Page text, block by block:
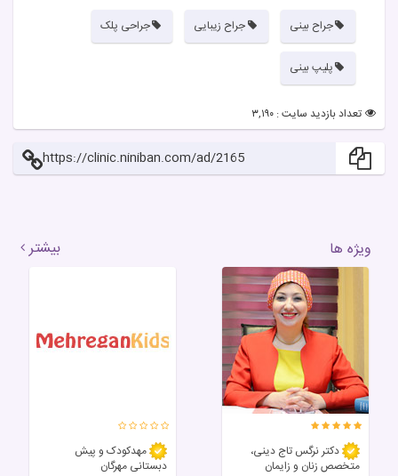
جراح بینی جراح زیبایی جراحی پلک
پلیپ بینی
تعداد بازدید سایت : ۳,۱۹۰
https://clinic.niniban.com/ad/2165
ویژه ها بیشتر
دکتر نرگس تاج دینی،
متخصص زنان و زایمان
مهدکودک و پیش
دبستانی مهرگان